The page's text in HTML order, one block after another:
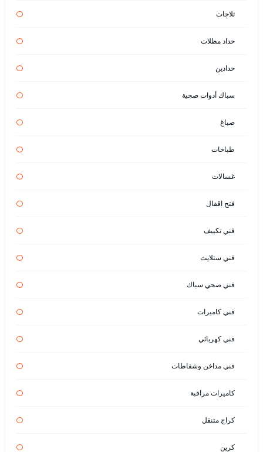
ثلاجات
حداد مظلات
حدادين
سباك أدوات صحية
صباغ
طباخات
غسالات
فتح اقفال
فني تكييف
فني ستلايت
فني صحي سباك
فني كاميرات
فني كهربائي
فني مداخن وشفاطات
كاميرات مراقبة
كراج متنقل
كرين